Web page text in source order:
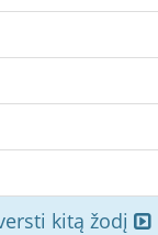
kitą žodį